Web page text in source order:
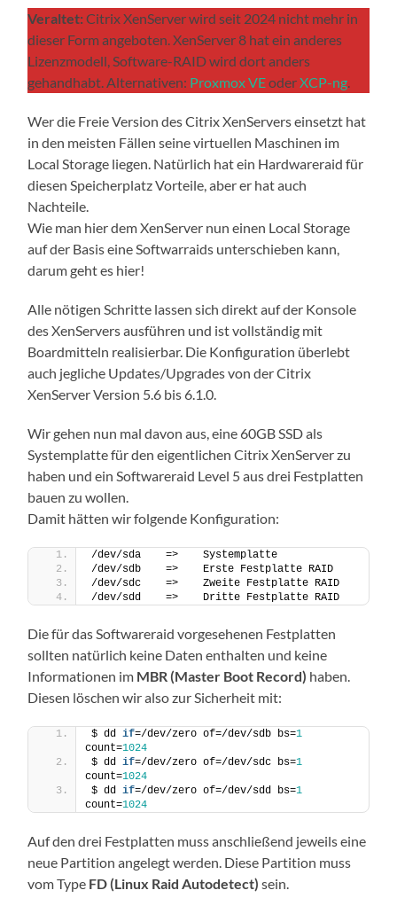
Veraltet:Citrix XenServer wird seit 2024 nicht mehr in
dieser Form angeboten. XenServer 8 hat ein anderes
Lizenzmodell, Software-RAID wird dort anders
gehandhabt. Alternativen: Proxmox VEoderXCP-ng.
Wer die Freie Version des Citrix XenServers einsetzt hat
in den meisten Fällen seine virtuellen Maschinen im
Local Storage liegen. Natürlich hat ein Hardwareraid für
diesen Speicherplatz Vorteile, aber er hat auch
Nachteile.
Wie man hier dem XenServer nun einen Local Storage
auf der Basis eine Softwarraids unterschieben kann,
darum geht es hier!
Alle nötigen Schritte lassen sich direkt auf der Konsole
des XenServers ausführen und ist vollständig mit
Boardmitteln realisierbar. Die Konfiguration überlebt
auch jegliche Updates/Upgrades von der Citrix
XenServer Version 5.6 bis 6.1.0.
Wir gehen nun mal davon aus, eine 60GB SSD als
Systemplatte für den eigentlichen Citrix XenServer zu
haben und ein Softwareraid Level 5 aus drei Festplatten
bauen zu wollen.
Damit hätten wir folgende Konfiguration:
/dev/sda    =>    Systemplatte
/dev/sdb    =>    Erste Festplatte RAID
/dev/sdc    =>    Zweite Festplatte RAID
/dev/sdd    =>    Dritte Festplatte RAID
Die für das Softwareraid vorgesehenen Festplatten
sollten natürlich keine Daten enthalten und keine
Informationen im MBR (Master Boot Record) haben.
Diesen löschen wir also zur Sicherheit mit:
$ dd if=/dev/zero of=/dev/sdb bs=1
count=1024
$ dd if=/dev/zero of=/dev/sdc bs=1
count=1024
$ dd if=/dev/zero of=/dev/sdd bs=1
count=1024
Auf den drei Festplatten muss anschließend jeweils eine
neue Partition angelegt werden. Diese Partition muss
vom Type FD (Linux Raid Autodetect) sein.